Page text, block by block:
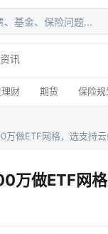
讯
财 期货 保险规
万做ETF网格，选支持
万做ETF网格